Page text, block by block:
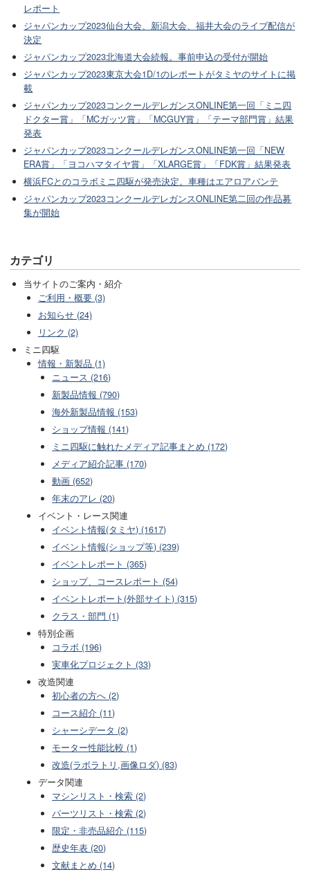
レポート
ジャパンカップ2023仙台大会、新潟大会、福井大会のライブ配信が
決定
ジャパンカップ2023北海道大会続報。事前申込の受付が開始
ジャパンカップ2023東京大会1D/1のレポートがタミヤのサイトに掲
載
ジャパンカップ2023コンクールデレガンスONLINE第一回「ミニ四
ドクター賞」「MCガッツ賞」「MCGUY賞」「テーマ部門賞」結果
発表
ジャパンカップ2023コンクールデレガンスONLINE第一回「NEW
ERA賞」「ヨコハマタイヤ賞」「XLARGE賞」「FDK賞」結果発表
横浜FCとのコラボミニ四駆が発売決定。車種はエアロアバンテ
ジャパンカップ2023コンクールデレガンスONLINE第二回の作品募
集が開始
カテゴリ
当サイトのご案内・紹介
ご利用・概要 (3)
お知らせ (24)
リンク (2)
ミニ四駆
情報・新製品 (1)
ニュース (216)
新製品情報 (790)
海外新製品情報 (153)
ショップ情報 (141)
ミニ四駆に触れたメディア記事まとめ (172)
メディア紹介記事 (170)
動画 (652)
年末のアレ (20)
イベント・レース関連
イベント情報(タミヤ) (1617)
イベント情報(ショップ等) (239)
イベントレポート (365)
ショップ、コースレポート (54)
イベントレポート(外部サイト) (315)
クラス・部門 (1)
特別企画
コラボ (196)
実車化プロジェクト (33)
改造関連
初心者の方へ (2)
コース紹介 (11)
シャーシデータ (2)
モーター性能比較 (1)
改造(ラボラトリ,画像ロダ) (83)
データ関連
マシンリスト・検索 (2)
パーツリスト・検索 (2)
限定・非売品紹介 (115)
歴史年表 (20)
文献まとめ (14)